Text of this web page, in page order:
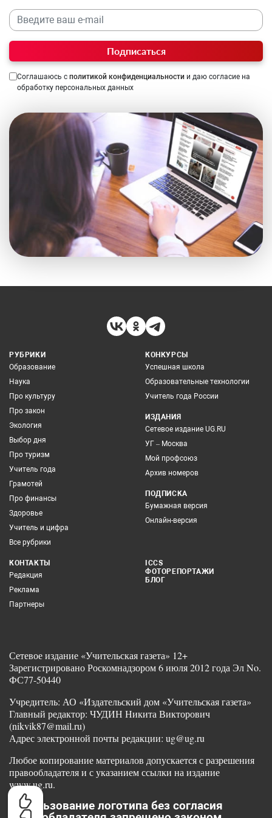
Подписаться
Соглашаюсь с политикой конфиденциальности и даю согласие на
обработку персональных данных
РУБРИКИ
Образование
Наука
Про культуру
Про закон
Экология
Выбор дня
Про туризм
Учитель года
Грамотей
Про финансы
Здоровье
Учитель и цифра
Все рубрики
КОНКУРСЫ
Успешная школа
Образовательные технологии
Учитель года России
ИЗДАНИЯ
Сетевое издание UG.RU
УГ – Москва
Мой профсоюз
Архив номеров
ПОДПИСКА
Бумажная версия
Онлайн-версия
КОНТАКТЫ
Редакция
Реклама
Партнеры
ICCS
ФОТОРЕПОРТАЖИ
БЛОГ
Сетевое издание «Учительская газета» 12+
Зарегистрировано Роскомнадзором 6 июля 2012 года Эл No.
ФС77-50440
Учредитель: АО «Издательский дом «Учительская газета»
Главный редактор: ЧУДИН Никита Викторович
(nikvik87@mail.ru)
Адрес электронной почты редакции: ug@ug.ru
Любое копирование материалов допускается с разрешения
правообладателя и с указанием ссылки на издание
www.ug.ru.
Использование логотипа без согласия